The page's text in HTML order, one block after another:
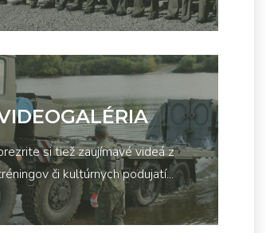
si tiež zaujímavé videá z
či kultúrnych podujatí...